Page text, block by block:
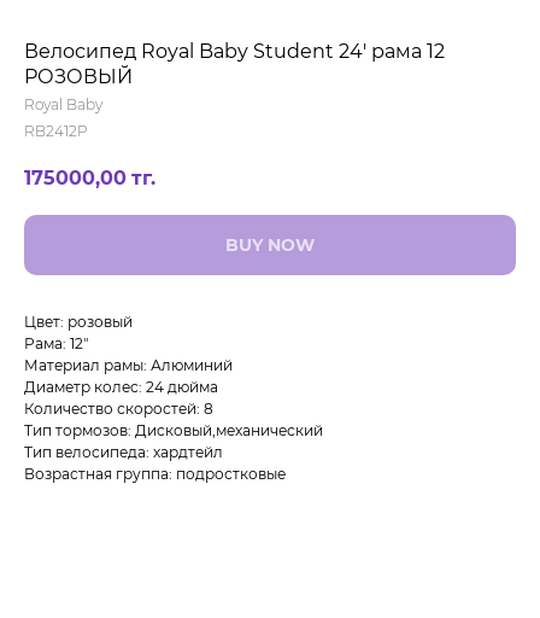
Велосипед Royal Baby Student 24' рама 12
РОЗОВЫЙ
Royal Baby
RB2412P
175000,00 тг.
BUY NOW
Цвет: розовый
Рама: 12"
Материал рамы: Алюминий
Диаметр колес: 24 дюйма
Количество скоростей: 8
Тип тормозов: Дисковый,механический
Тип велосипеда: хардтейл
Возрастная группа: подростковые